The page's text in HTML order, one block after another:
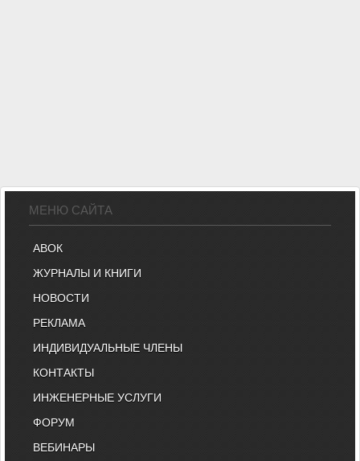
МЕНЮ САЙТА
АВОК
ЖУРНАЛЫ И КНИГИ
НОВОСТИ
РЕКЛАМА
ИНДИВИДУАЛЬНЫЕ ЧЛЕНЫ
КОНТАКТЫ
ИНЖЕНЕРНЫЕ УСЛУГИ
ФОРУМ
ВЕБИНАРЫ